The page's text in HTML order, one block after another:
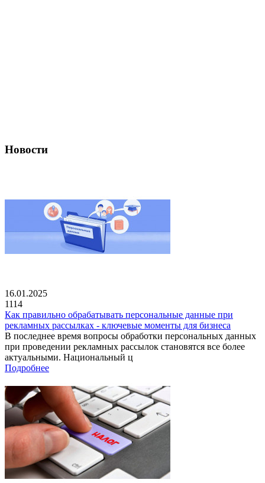
Новости
16.01.2025
1114
Как правильно обрабатывать персональные данные при
рекламных рассылках - ключевые моменты для бизнеса
В последнее время вопросы обработки персональных данных
при проведении рекламных рассылок становятся все более
актуальными. Национальный ц
Подробнее